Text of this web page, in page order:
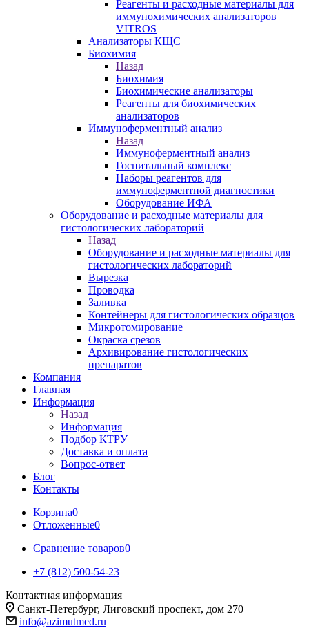
Реагенты и расходные материалы для
иммунохимических анализаторов
VITROS
Анализаторы КЩС
Биохимия
Назад
Биохимия
Биохимические анализаторы
Реагенты для биохимических
анализаторов
Иммуноферментный анализ
Назад
Иммуноферментный анализ
Госпитальный комплекс
Наборы реагентов для
иммуноферментной диагностики
Оборудование ИФА
Оборудование и расходные материалы для
гистологических лабораторий
Назад
Оборудование и расходные материалы для
гистологических лабораторий
Вырезка
Проводка
Заливка
Контейнеры для гистологических образцов
Микротомирование
Окраска срезов
Архивирование гистологических
препаратов
Компания
Главная
Информация
Назад
Информация
Подбор КТРУ
Доставка и оплата
Вопрос-ответ
Блог
Контакты
Корзина0
Отложенные0
Сравнение товаров0
+7 (812) 500-54-23
Контактная информация
Санкт-Петербург, Лиговский проспект, дом 270
info@azimutmed.ru